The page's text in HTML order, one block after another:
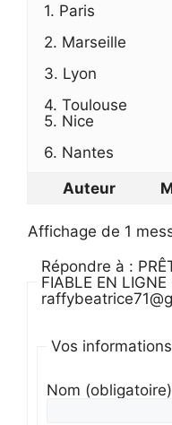
1. Paris
2. Marseille
3. Lyon
4. Toulouse
5. Nice
6. Nantes
Auteur
Affichage de 1
Répondre à :
FIABLE EN
Vos
Nom